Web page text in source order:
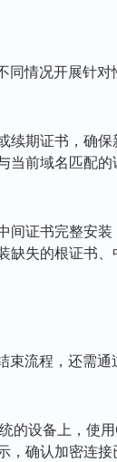
情况开展针对
期证书，确
前域名匹配
间证书完整安
失的根证书、
流程，还需通
设备上，使
确认加密连接